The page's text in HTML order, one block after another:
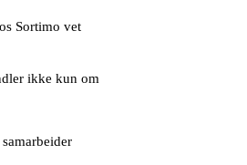
Sortimo vet
ikke kun om